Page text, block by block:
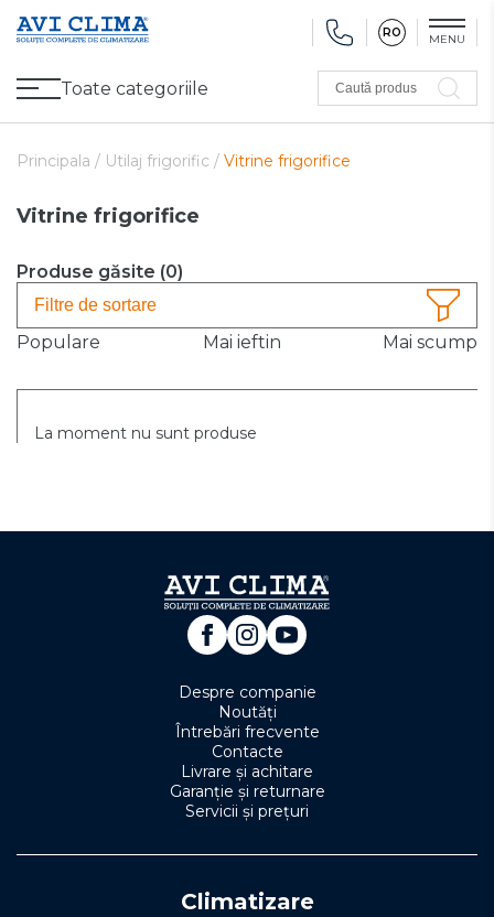
RO MENU
Toate categoriile
Climatizare
Ventilare
Caută produs
Principala / Utilaj frigorific / Vitrine frigorifice
Vitrine frigorifice
Produse găsite (0)
Filtre de sortare
Populare Mai ieftin Mai scump
La moment nu sunt produse
Despre companie
Noutăți
Întrebări frecvente
Contacte
Livrare și achitare
Garanție și returnare
Servicii și prețuri
Climatizare